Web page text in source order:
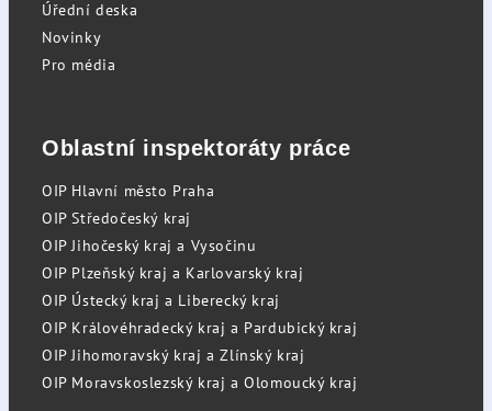
Úřední deska
Novinky
Pro média
Oblastní inspektoráty práce
OIP Hlavní město Praha
OIP Středočeský kraj
OIP Jihočeský kraj a Vysočinu
OIP Plzeňský kraj a Karlovarský kraj
OIP Ústecký kraj a Liberecký kraj
OIP Královéhradecký kraj a Pardubický kraj
OIP Jihomoravský kraj a Zlínský kraj
OIP Moravskoslezský kraj a Olomoucký kraj